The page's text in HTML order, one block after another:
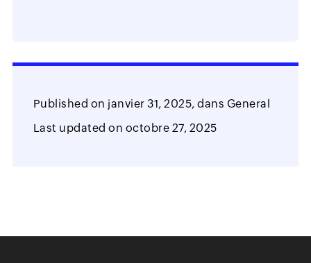
Published on janvier 31, 2025, dans General
Last updated on octobre 27, 2025